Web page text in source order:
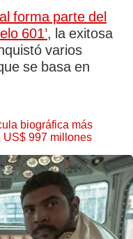
forma parte del
601’, la exitosa
varios
se basa en
biográfica más
US$ 997 millones